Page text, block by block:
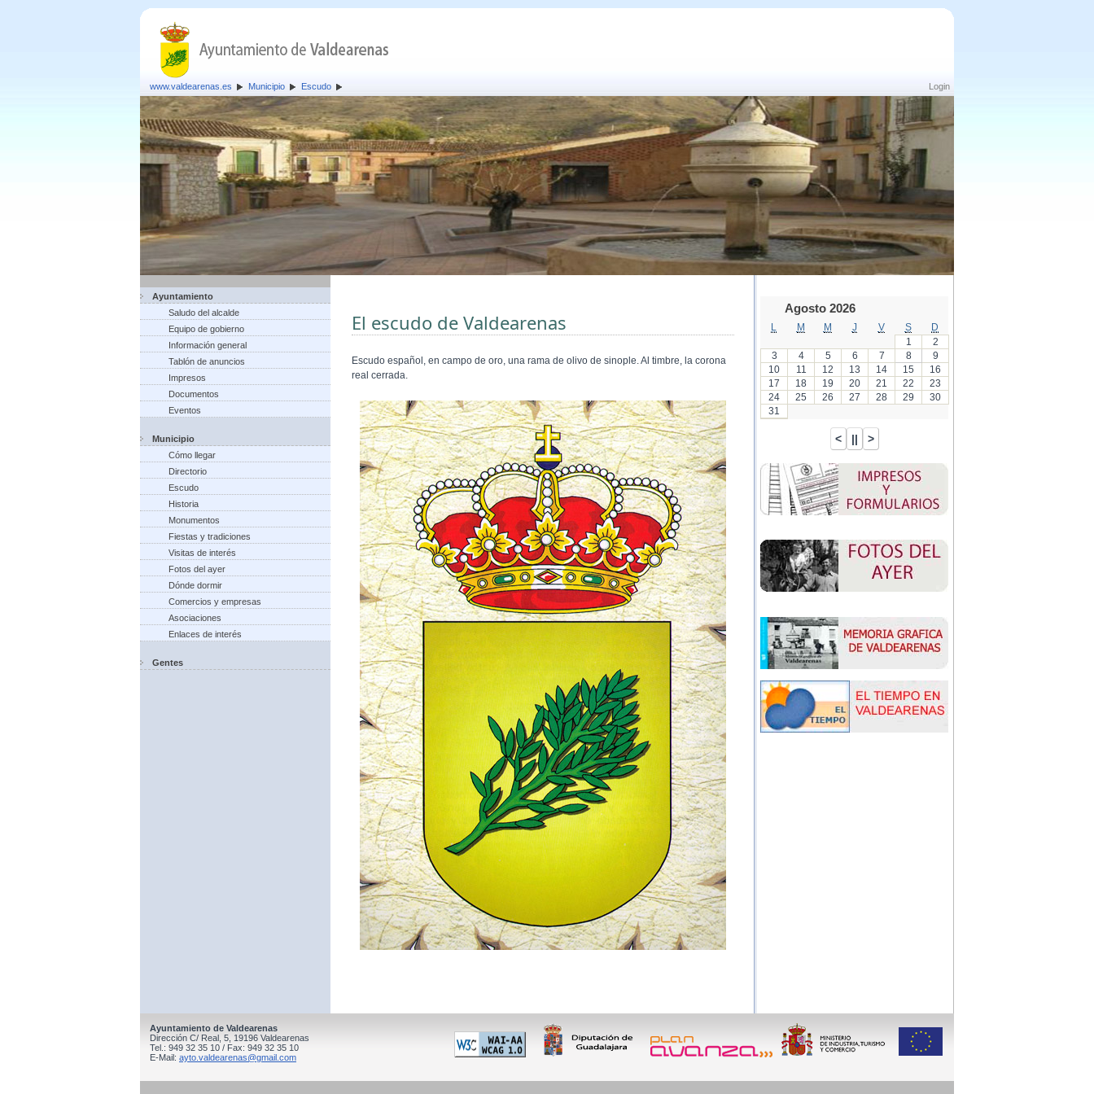
Login
www.valdearenas.es Municipio Escudo
Ayuntamiento
Saludo del alcalde
Equipo de gobierno
Información general
Tablón de anuncios
Impresos
Documentos
Eventos
Municipio
Cómo llegar
Directorio
Escudo
Historia
Monumentos
Fiestas y tradiciones
Visitas de interés
Fotos del ayer
Dónde dormir
Comercios y empresas
Asociaciones
Enlaces de interés
Gentes
El escudo de Valdearenas
Escudo español, en campo de oro, una rama de olivo de sinople. Al timbre, la corona
real cerrada.
Agosto 2026
M M J V S
D
1
2
3
4 5 6 7 8
9
10
11 12 13 14 15
16
17
18 19 20 21 22
23
24
25 26 27 28 29
30
31
Ayuntamiento de Valdearenas
Dirección C/ Real, 5, 19196 Valdearenas
Tel.: 949 32 35 10 / Fax: 949 32 35 10
E-Mail: ayto.valdearenas@gmail.com